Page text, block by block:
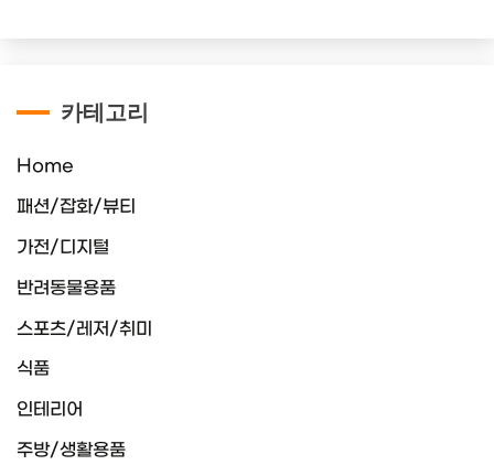
카테고리
Home
패션/잡화/뷰티
가전/디지털
반려동물용품
스포츠/레저/취미
식품
인테리어
주방/생활용품